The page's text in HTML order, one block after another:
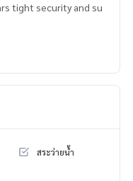
tight security and su
สระว่ายน้ำ